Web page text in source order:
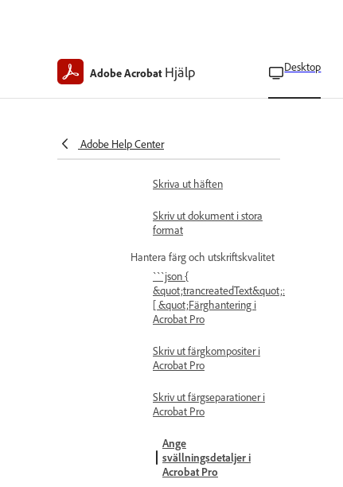
Adobe Acrobat Hjälp Desktop
Adobe Help Center
med utskrift uppåt
Acrobat
Skriva ut häften
Skriv ut dokument i stora
format
Hantera färg och utskriftskvalitet
```json {
&quot;trancreatedText&quot;:
[ &quot;Färghantering i
Acrobat Pro
Skriv ut färgkompositer i
Acrobat Pro
Skriv ut färgseparationer i
Acrobat Pro
Ange
svällningsdetaljer i
Acrobat Pro